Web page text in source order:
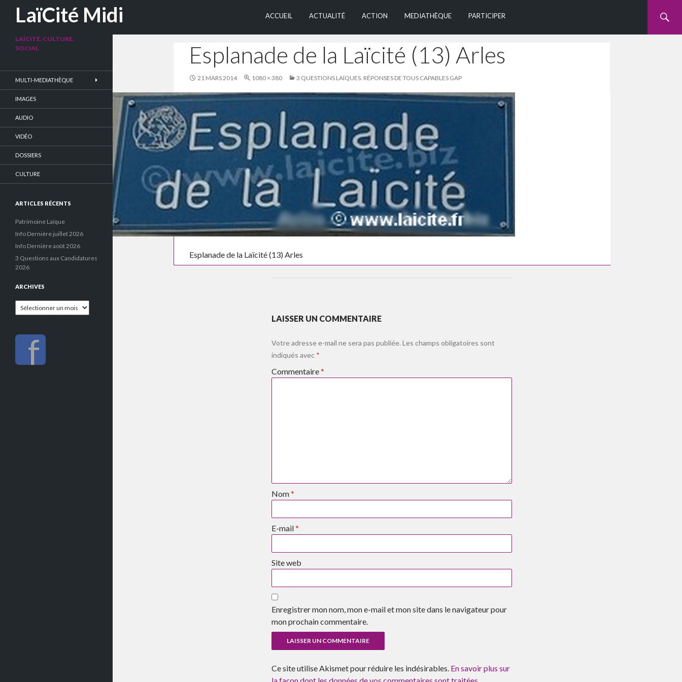
LaïCité Midi
Recherche
ACCUEIL
ACTUALITÉ ACTION MEDIATHÈQUE PARTICIPER
Esplanade de la Laïcité (13) Arles
21 MARS 2014 1080 × 380 3 QUESTIONS LAÏQUES. RÉPONSES DE TOUS CAPABLES GAP
Esplanade de la Laïcité (13) Arles
LAISSER UN COMMENTAIRE
Votre adresse e-mail ne sera pas publiée. Les champs obligatoires sont
indiqués avec *
Commentaire*
Nom*
E-mail*
Site web
Enregistrer mon nom, mon e-mail et mon site dans le navigateur pour
mon prochain commentaire.
Ce site utilise Akismet pour réduire les indésirables. En savoir plus sur
LAÏCITÉ. CULTURE.
SOCIAL
MULTI-MEDIATHÈQUE
IMAGES
AUDIO
VIDÉO
DOSSIERS
CULTURE
ARTICLES RÉCENTS
Patrimoine Laïque
Info Dernière juillet 2026
Info Dernière août 2026
3 Questions aux Candidatures
2026
ARCHIVES
Archives
f